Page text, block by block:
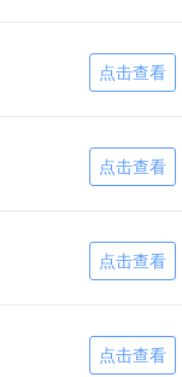
点击查看
点击查看
点击查看
点击查看